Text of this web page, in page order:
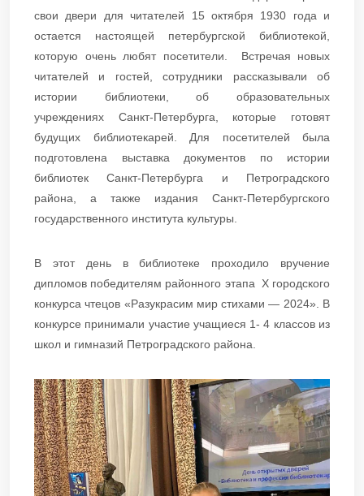
свои двери для читателей 15 октября 1930 года и
остается настоящей петербургской библиотекой,
которую очень любят посетители. Встречая новых
читателей и гостей, сотрудники рассказывали об
истории библиотеки, об образовательных
учреждениях Санкт-Петербурга, которые готовят
будущих библиотекарей. Для посетителей была
подготовлена выставка документов по истории
библиотек Санкт-Петербурга и Петроградского
района, а также издания Санкт-Петербургского
государственного института культуры.
В этот день в библиотеке проходило вручение
дипломов победителям районного этапа X городского
конкурса чтецов «Разукрасим мир стихами — 2024». В
конкурсе принимали участие учащиеся 1- 4 классов из
школ и гимназий Петроградского района.